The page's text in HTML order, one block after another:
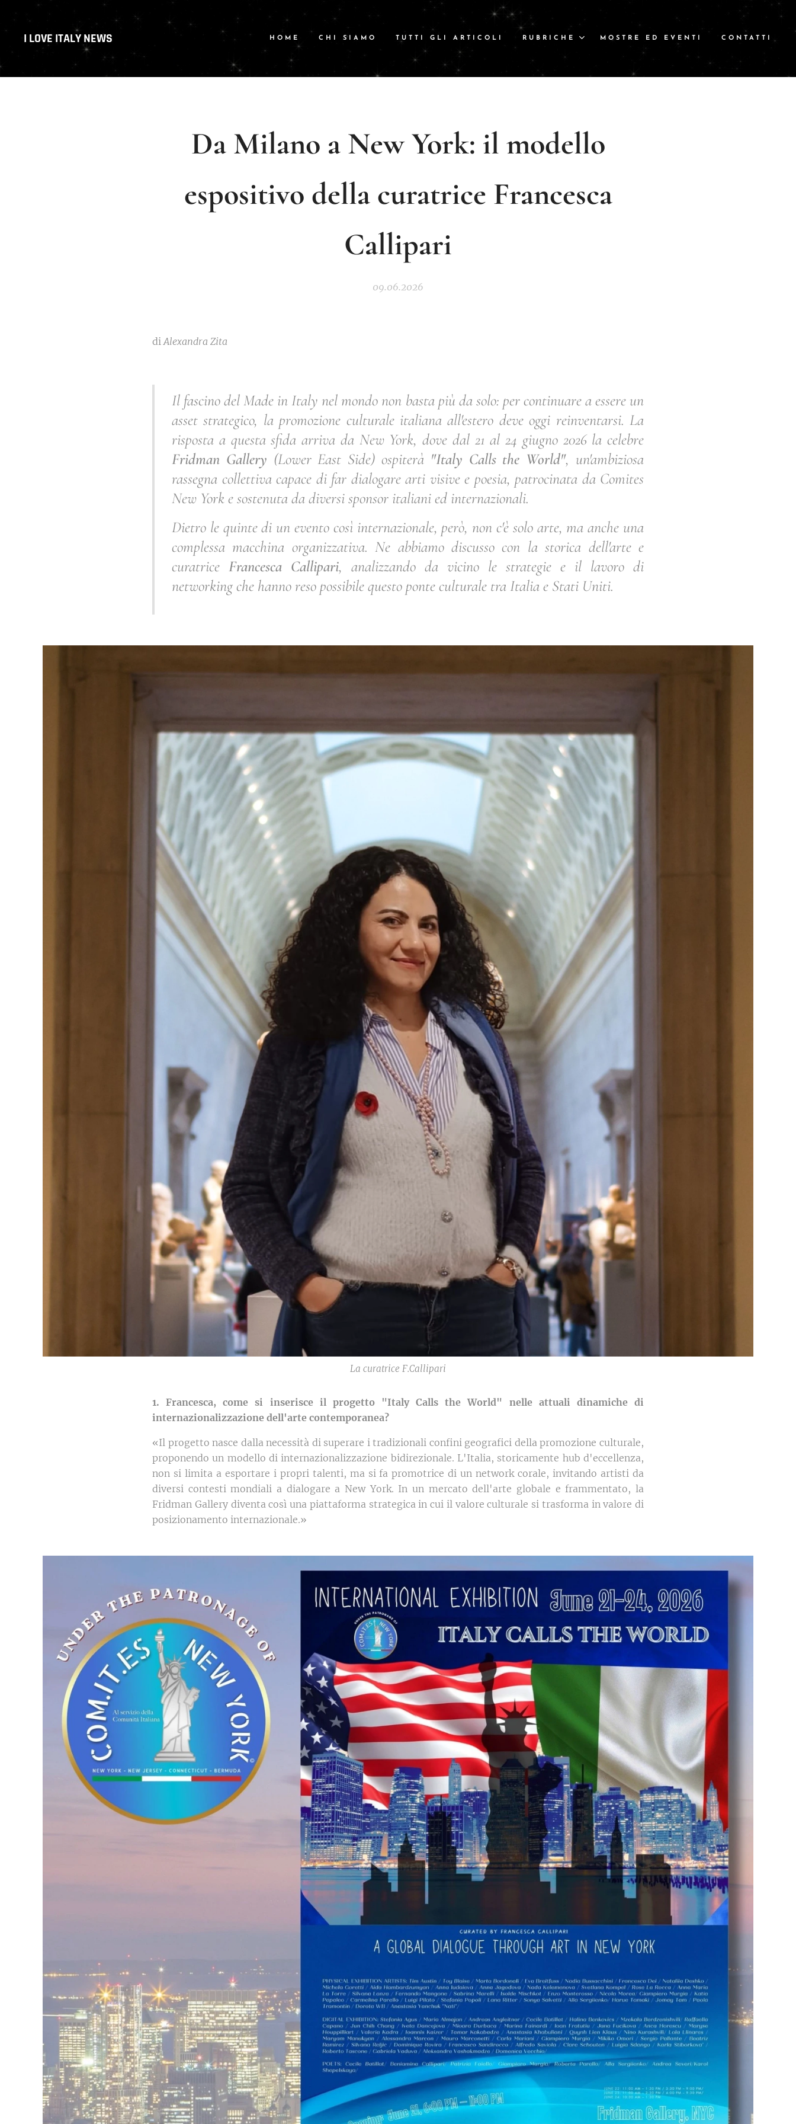
I LOVE ITALY NEWS HOME CHI SIAMO TUTTI GLI ARTICOLI RUBRICHE MOSTRE ED EVENTI CONTATTI
Da Milano a New York: il modello
espositivo della curatrice Francesca
Callipari
09.06.2026
diAlexandra Zita
Il fascino del Made in Italy nel mondo non basta più da solo: per continuare a essere un
asset strategico, la promozione culturale italiana all'estero deve oggi reinventarsi. La
risposta a questa sfida arriva da New York, dove dal 21 al 24 giugno 2026 la celebre
Fridman Gallery (Lower East Side) ospiterà "Italy Calls the World", un'ambiziosa
rassegna collettiva capace di far dialogare arti visive e poesia, patrocinata da Comites
New York e sostenuta da diversi sponsor italiani ed internazionali.
Dietro le quinte di un evento così internazionale, però, non c'è solo arte, ma anche una
complessa macchina organizzativa. Ne abbiamo discusso con la storica dell'arte e
curatrice Francesca Callipari, analizzando da vicino le strategie e il lavoro di
networking che hanno reso possibile questo ponte culturale tra Italia e Stati Uniti.
La curatrice F.Callipari
1. Francesca, come si inserisce il progetto "Italy Calls the World" nelle attuali dinamiche di
internazionalizzazione dell'arte contemporanea?
«Il progetto nasce dalla necessità di superare i tradizionali confini geografici della promozione culturale,
proponendo un modello di internazionalizzazione bidirezionale. L'Italia, storicamente hub d'eccellenza,
non si limita a esportare i propri talenti, ma si fa promotrice di un network corale, invitando artisti da
diversi contesti mondiali a dialogare a New York. In un mercato dell'arte globale e frammentato, la
Fridman Gallery diventa così una piattaforma strategica in cui il valore culturale si trasforma in valore di
posizionamento internazionale.»